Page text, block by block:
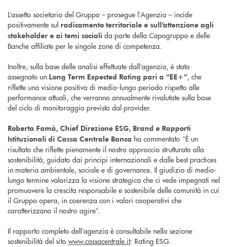
L’assetto societario del Gruppo – prosegue l’Agenzia – incide
positivamente sul radicamento territoriale e sull’attenzione agli
stakeholder e ai temi sociali da parte della Capogruppo e delle
Banche affiliate per le singole zone di competenza.
Inoltre, sulla base delle analisi effettuate dall’agenzia, è stato
assegnato un Long Term Expected Rating pari a “EE+”, che
riflette una visione positiva di medio-lungo periodo rispetto alle
performance attuali, che verranno annualmente rivalutate sulla base
del ciclo di monitoraggio previsto dal provider.
Roberta Famà, Chief Direzione ESG, Brand e Rapporti
Istituzionali di Cassa Centrale Banca ha commentato “È un
risultato che riflette pienamente il nostro approccio strutturato alla
sostenibilità, guidato dai principi internazionali e dalle best practices
in materia ambientale, sociale e di governance. Il giudizio di medio-
lungo termine valorizza la visione strategica che ci vede impegnati nel
promuovere la crescita responsabile e sostenibile delle comunità in cui
il Gruppo opera, in coerenza con i valori cooperativi che
caratterizzano il nostro agire”.
Il rapporto completo dell’agenzia è consultabile nella sezione
sostenibilità del sito www.cassacentrale.it: Rating ESG.